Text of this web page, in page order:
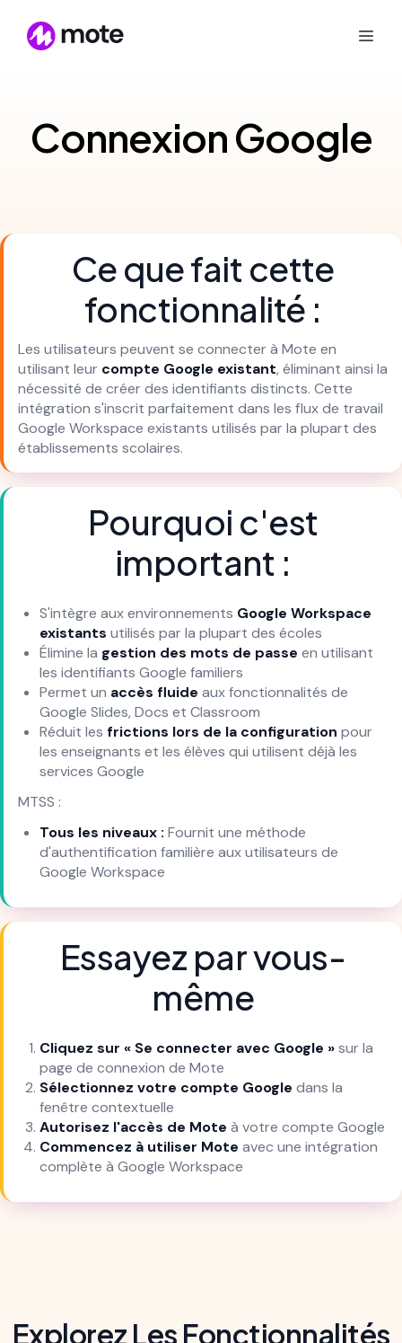
Connexion Google
Ce que fait cette
fonctionnalité :
Les utilisateurs peuvent se connecter à Mote en
utilisant leur compte Google existant, éliminant ainsi la
nécessité de créer des identifiants distincts. Cette
intégration s'inscrit parfaitement dans les flux de travail
Google Workspace existants utilisés par la plupart des
établissements scolaires.
Pourquoi c'est
important :
S'intègre aux environnements Google Workspace
existants utilisés par la plupart des écoles
Élimine la gestion des mots de passe en utilisant
les identifiants Google familiers
Permet un accès fluide aux fonctionnalités de
Google Slides, Docs et Classroom
Réduit les frictions lors de la configuration pour
les enseignants et les élèves qui utilisent déjà les
services Google
MTSS :
Tous les niveaux : Fournit une méthode
d'authentification familière aux utilisateurs de
Google Workspace
Essayez par vous-
même
Cliquez sur « Se connecter avec Google »sur la
page de connexion de Mote
Sélectionnez votre compte Google dans la
fenêtre contextuelle
Autorisez l'accès de Mote à votre compte Google
Commencez à utiliser Mote avec une intégration
complète à Google Workspace
Explorez Les Fonctionnalités